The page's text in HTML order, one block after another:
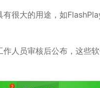
大的用途，如
员审核后公布，这些